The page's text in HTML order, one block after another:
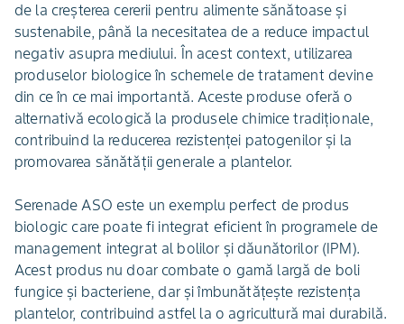
de la creșterea cererii pentru alimente sănătoase și
sustenabile, până la necesitatea de a reduce impactul
negativ asupra mediului. În acest context, utilizarea
produselor biologice în schemele de tratament devine
din ce în ce mai importantă. Aceste produse oferă o
alternativă ecologică la produsele chimice tradiționale,
contribuind la reducerea rezistenței patogenilor și la
promovarea sănătății generale a plantelor.
Serenade ASO este un exemplu perfect de produs
biologic care poate fi integrat eficient în programele de
management integrat al bolilor și dăunătorilor (IPM).
Acest produs nu doar combate o gamă largă de boli
fungice și bacteriene, dar și îmbunătățește rezistența
plantelor, contribuind astfel la o agricultură mai durabilă.